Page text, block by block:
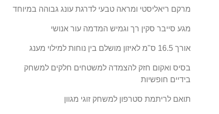
מרקם ריאליסטי ומראה טבעי לדרגת עונג גבוהה במיוחד
מגע סייבר סקין רך וגמיש המדמה עור אנושי
אורך 16.5 ס"מ לאיזון מושלם בין נוחות למילוי מענג
בסיס ואקום חזק להצמדה למשטחים חלקים למשחק
בידיים חופשיות
תואם לריתמת סטרפון למשחק זוגי מגוון